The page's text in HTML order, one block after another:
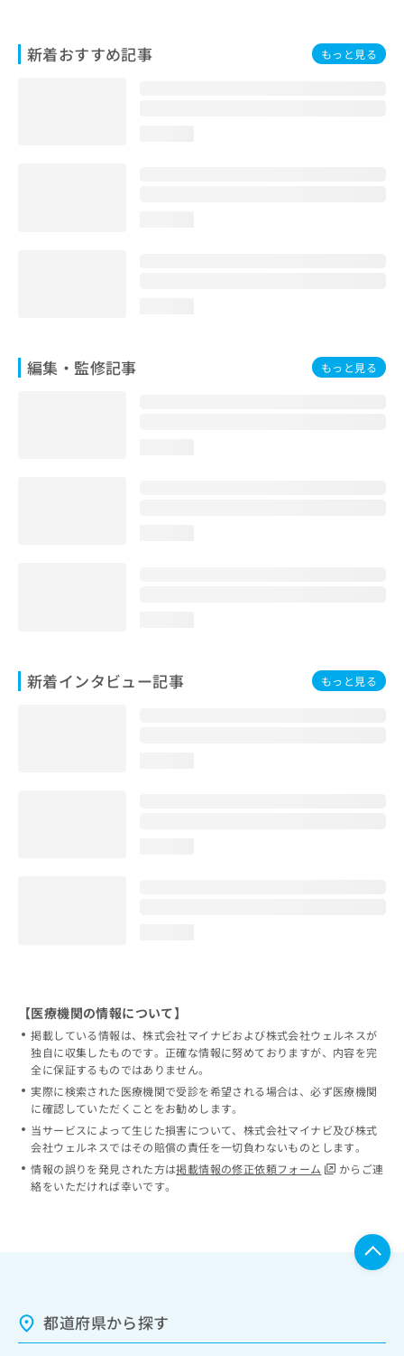
新着おすすめ記事 もっと見る
編集・監修記事 もっと見る
新着インタビュー記事 もっと見る
い
合
【医療機関の情報について】
掲載している情報は、株式会社マイナビおよび株式会社ウェルネスが
独自に収集したものです。正確な情報に努めておりますが、内容を完
全に保証するものではありません。
実際に検索された医療機関で受診を希望される場合は、必ず医療機関
に確認していただくことをお勧めします。
当サービスによって生じた損害について、株式会社マイナビ及び株式
会社ウェルネスではその賠償の責任を一切負わないものとします。
情報の誤りを発見された方は掲載情報の修正依頼フォーム
からご連
絡をいただければ幸いです。
都道府県から探す